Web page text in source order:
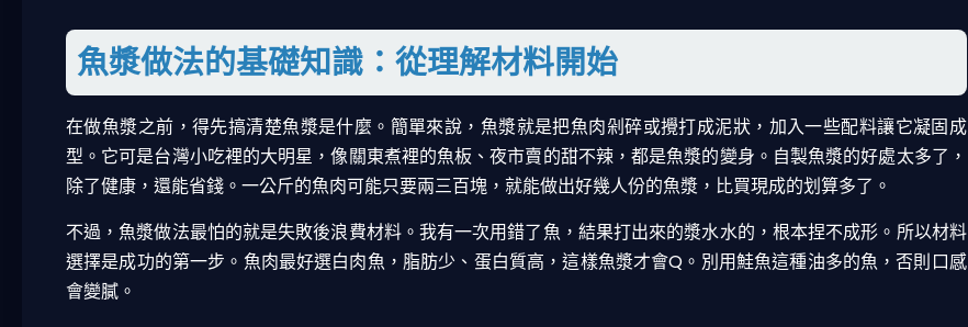
魚漿做法的基礎知識：從理解材料開始
在做魚漿之前，得先搞清楚魚漿是什麼。簡單來說，魚漿就是把魚肉剁碎或攪打成泥狀，加入一些配料讓它凝固成
型。它可是台灣小吃裡的大明星，像關東煮裡的魚板、夜市賣的甜不辣，都是魚漿的變身。自製魚漿的好處太多了，
除了健康，還能省錢。一公斤的魚肉可能只要兩三百塊，就能做出好幾人份的魚漿，比買現成的划算多了。
不過，魚漿做法最怕的就是失敗後浪費材料。我有一次用錯了魚，結果打出來的漿水水的，根本捏不成形。所以材料
選擇是成功的第一步。魚肉最好選白肉魚，脂肪少、蛋白質高，這樣魚漿才會Q。別用鮭魚這種油多的魚，否則口感
會變膩。